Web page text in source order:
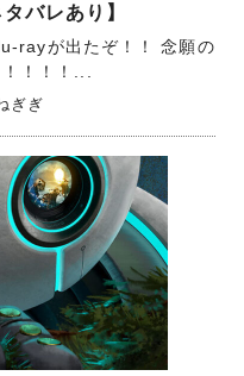
バレあり】
rayが出たぞ！！ 念願の
！！！...
ぎぎ